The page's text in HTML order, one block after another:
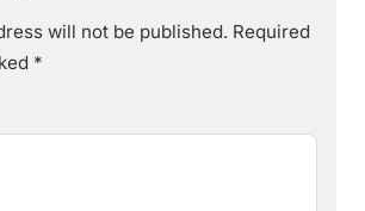
will not be published. Required
*